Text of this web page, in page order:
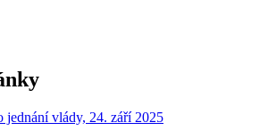
jednání vlády, 24. září 2025